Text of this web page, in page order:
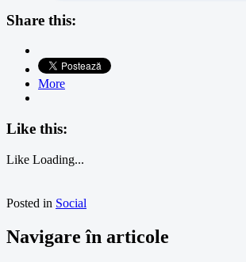
Share this:
More
Like this:
Like Loading...
Posted in Social
Navigare în articole